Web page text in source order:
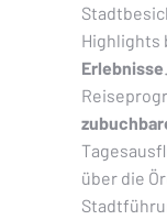
Highlights
Erlebnisse
über die